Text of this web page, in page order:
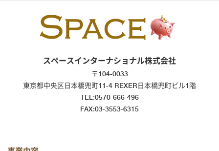
スペースインターナショナル株式会社
〒104-0033
東京都中央区日本橋兜町11-4 REXER日本橋兜町ビル1階
TEL:0570-666-496
FAX:03-3553-6315